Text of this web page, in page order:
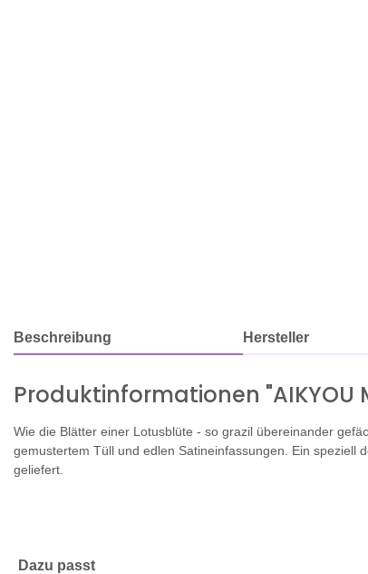
Beschreibung Hersteller
Produktinformationen "AIKYOU
Wie die Blätter einer Lotusblüte - so grazil übereinander
gemustertem Tüll und edlen Satineinfassungen. Ein speziell
geliefert.
Dazu passt